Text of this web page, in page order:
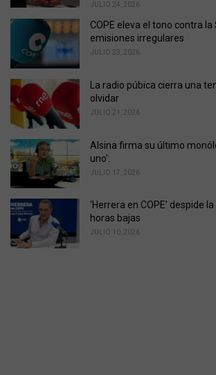
:
JULIO 24, 2026
COPE eleva el tono contra
emisiones irregulares
JULIO 23, 2026
La radio púbica cierra una
olvidar
JULIO 21, 2026
Alsina firma su último
uno':
JULIO 17, 2026
‘Herrera en COPE’ despide
horas bajas
JULIO 10, 2026